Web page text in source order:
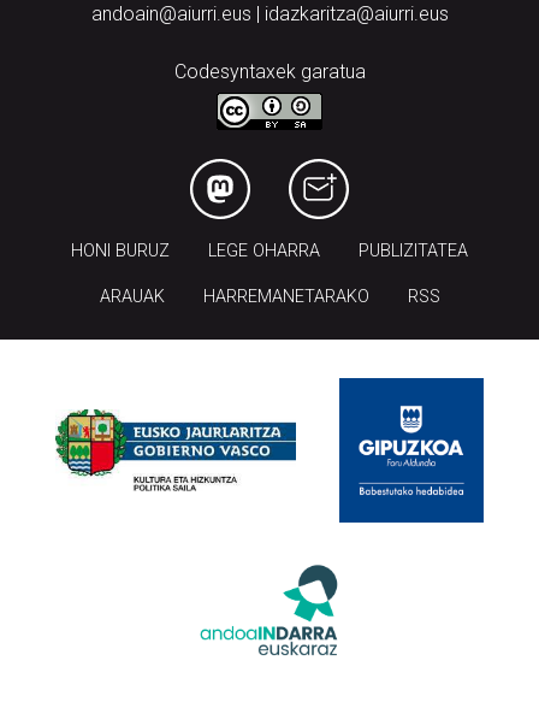
andoain@aiurri.eus | idazkaritza@aiurri.eus
Codesyntaxek garatua
HONI BURUZ LEGE OHARRA PUBLIZITATEA
ARAUAK HARREMANETARAKO RSS